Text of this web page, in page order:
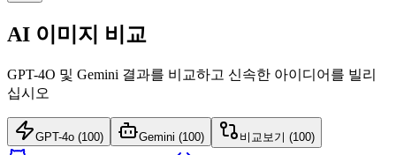
AI 이미지 비교
GPT-4O 및 Gemini 결과를 비교하고 신속한 아이디어를 빌리
십시오
GPT-4o (100) Gemini (100) 비교보기 (100)